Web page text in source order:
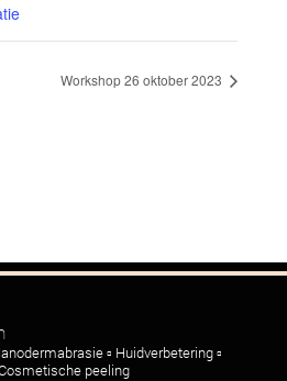
Workshop 26 oktober 2023
▫️ Huidverbetering▫️
peeling